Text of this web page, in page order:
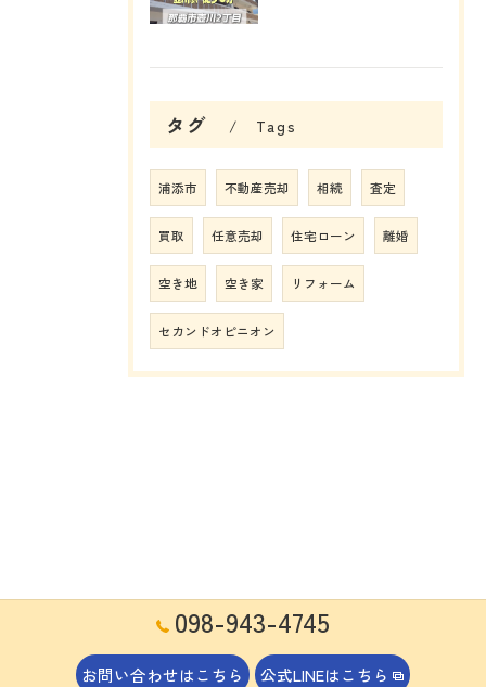
タグ Tags
浦添市 不動産売却 相続 査定
買取 任意売却 住宅ローン 離婚
空き地 空き家 リフォーム
セカンドオピニオン
098-943-4745
お問い合わせはこちら 公式LINEはこちら